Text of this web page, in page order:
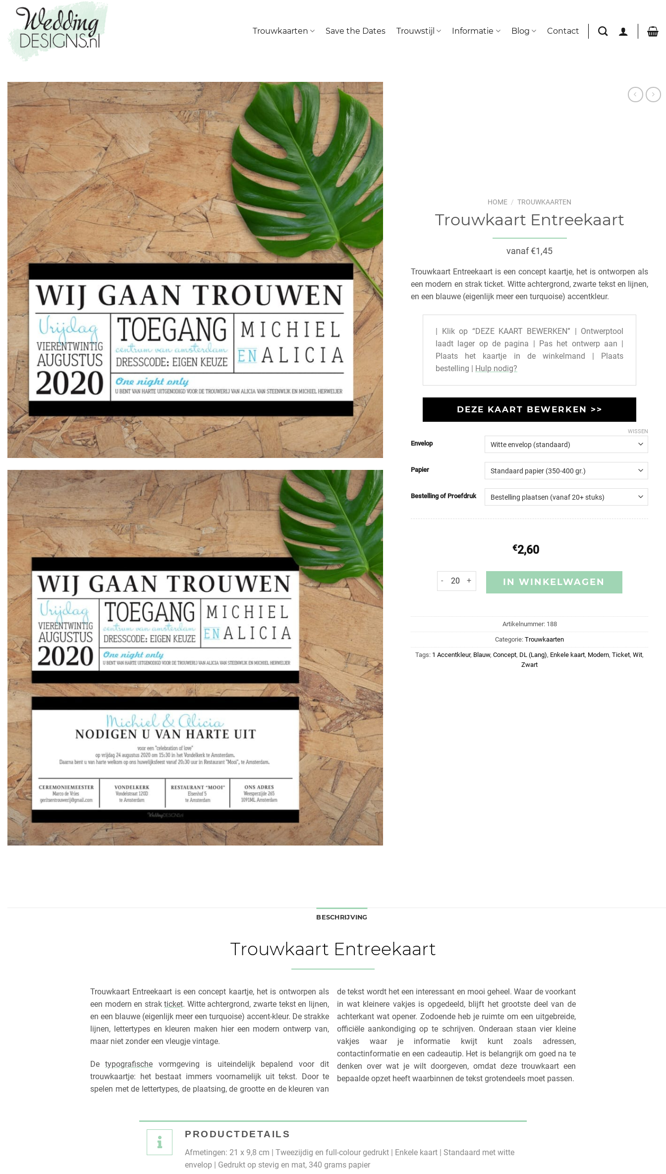
Trouwkaarten Save the Dates Trouwstijl Informatie Blog Contact
HOME / TROUWKAARTEN
Trouwkaart Entreekaart
vanaf €1,45
Trouwkaart Entreekaart is een concept kaartje, het is ontworpen als
een modern en strak ticket. Witte achtergrond, zwarte tekst en lijnen,
en een blauwe (eigenlijk meer een turquoise) accentkleur.
| Klik op “DEZE KAART BEWERKEN” | Ontwerptool
laadt lager op de pagina | Pas het ontwerp aan |
Plaats het kaartje in de winkelmand | Plaats
bestelling | Hulp nodig?
DEZE KAART BEWERKEN >>
Envelop
Papier
Bestelling of Proefdruk
WISSEN
€2,60
IN WINKELWAGEN
Artikelnummer: 188
Categorie:Trouwkaarten
Tags: 1 Accentkleur, Blauw,Concept, DL (Lang), Enkele kaart, Modern,Ticket,Wit,
Zwart
BESCHRIJVING
Trouwkaart Entreekaart
Trouwkaart Entreekaart is een concept kaartje, het is ontworpen als
een modern en strak ticket. Witte achtergrond, zwarte tekst en lijnen,
en een blauwe (eigenlijk meer een turquoise) accent-kleur. De strakke
lijnen, lettertypes en kleuren maken hier een modern ontwerp van,
maar niet zonder een vleugje vintage.
De typografische vormgeving is uiteindelijk bepalend voor dit
trouwkaartje: het bestaat immers voornamelijk uit tekst. Door te
spelen met de lettertypes, de plaatsing, de grootte en de kleuren van
de tekst wordt het een interessant en mooi geheel. Waar de voorkant
in wat kleinere vakjes is opgedeeld, blijft het grootste deel van de
achterkant wat opener. Zodoende heb je ruimte om een uitgebreide,
officiële aankondiging op te schrijven. Onderaan staan vier kleine
vakjes waar je informatie kwijt kunt zoals adressen,
contactinformatie en een cadeautip. Het is belangrijk om goed na te
denken over wat je wilt doorgeven, omdat deze trouwkaart een
bepaalde opzet heeft waarbinnen de tekst grotendeels moet passen.
PRODUCTDETAILS
Afmetingen: 21 x 9,8 cm | Tweezijdig en full-colour gedrukt | Enkele kaart | Standaard met witte
envelop | Gedrukt op stevig en mat, 340 grams papier